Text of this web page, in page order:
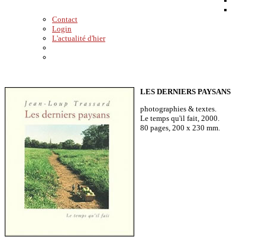
Contact
Login
L'actualité d'hier
LES DERNIERS PAYSANS
photographies & textes.
Le temps qu'il fait, 2000.
80 pages, 200 x 230 mm.